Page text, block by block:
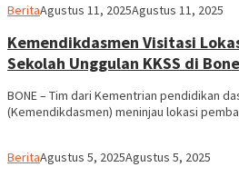
BeritaIlham
Agustus 11, 2025Agustus 11, 2025
Kemendikdasmen Visitasi
Sekolah Unggulan KKSS di Bone
BONE – Tim dari Kementrian pendidikan
(Kemendikdasmen) meninjau lokasi
BeritaIlham
Agustus 5, 2025Agustus 5, 2025